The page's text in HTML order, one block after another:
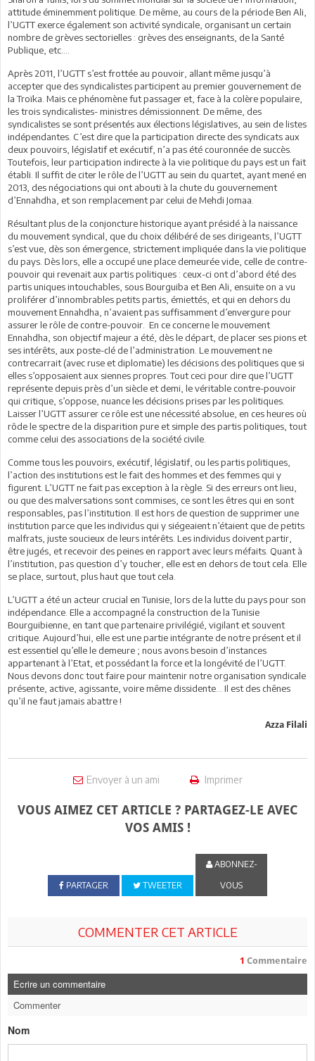
attitude éminemment politique. De même, au cours de la période Ben Ali,
l’UGTT exerce également son activité syndicale, organisant un certain
nombre de grèves sectorielles : grèves des enseignants, de la Santé
Publique, etc.…
Après 2011, l’UGTT s’est frottée au pouvoir, allant même jusqu’à
accepter que des syndicalistes participent au premier gouvernement de
la Troïka. Mais ce phénomène fut passager et, face à la colère populaire,
les trois syndicalistes- ministres démissionnent. De même, des
syndicalistes se sont présentés aux élections législatives, au sein de listes
indépendantes. C’est dire que la participation directe des syndicats aux
deux pouvoirs, législatif et exécutif, n’a pas été couronnée de succès.
Toutefois, leur participation indirecte à la vie politique du pays est un fait
établi. Il suffit de citer le rôle de l’UGTT au sein du quartet, ayant mené en
2013, des négociations qui ont abouti à la chute du gouvernement
d’Ennahdha, et son remplacement par celui de Mehdi Jomaa.
Résultant plus de la conjoncture historique ayant présidé à la naissance
du mouvement syndical, que du choix délibéré de ses dirigeants, l’UGTT
s’est vue, dès son émergence, strictement impliquée dans la vie politique
du pays. Dès lors, elle a occupé une place demeurée vide, celle de contre-
pouvoir qui revenait aux partis politiques : ceux-ci ont d’abord été des
partis uniques intouchables, sous Bourguiba et Ben Ali, ensuite on a vu
proliférer d’innombrables petits partis, émiettés, et qui en dehors du
mouvement Ennahdha, n’avaient pas suffisamment d’envergure pour
assurer le rôle de contre-pouvoir. En ce concerne le mouvement
Ennahdha, son objectif majeur a été, dès le départ, de placer ses pions et
ses intérêts, aux poste-clé de l’administration. Le mouvement ne
contrecarrait (avec ruse et diplomatie) les décisions des politiques que si
elles s’opposaient aux siennes propres. Tout ceci pour dire que l’UGTT
représente depuis près d’un siècle et demi, le véritable contre-pouvoir
qui critique, s’oppose, nuance les décisions prises par les politiques.
Laisser l’UGTT assurer ce rôle est une nécessité absolue, en ces heures où
rôde le spectre de la disparition pure et simple des partis politiques, tout
comme celui des associations de la société civile.
Comme tous les pouvoirs, exécutif, législatif, ou les partis politiques,
l’action des institutions est le fait des hommes et des femmes qui y
figurent. L’UGTT ne fait pas exception à la règle. Si des erreurs ont lieu,
ou que des malversations sont commises, ce sont les êtres qui en sont
responsables, pas l’institution. Il est hors de question de supprimer une
institution parce que les individus qui y siégeaient n’étaient que de petits
malfrats, juste soucieux de leurs intérêts. Les individus doivent partir,
être jugés, et recevoir des peines en rapport avec leurs méfaits. Quant à
l’institution, pas question d’y toucher, elle est en dehors de tout cela. Elle
se place, surtout, plus haut que tout cela.
L’UGTT a été un acteur crucial en Tunisie, lors de la lutte du pays pour son
indépendance. Elle a accompagné la construction de la Tunisie
Bourguibienne, en tant que partenaire privilégié, vigilant et souvent
critique. Aujourd’hui, elle est une partie intégrante de notre présent et il
est essentiel qu’elle le demeure ; nous avons besoin d’instances
appartenant à l’Etat, et possédant la force et la longévité de l’UGTT.
Nous devons donc tout faire pour maintenir notre organisation syndicale
présente, active, agissante, voire même dissidente… Il est des chênes
qu’il ne faut jamais abattre !
Azza Filali
Envoyer à un ami Imprimer
VOUS AIMEZ CET ARTICLE ? PARTAGEZ-LE AVEC
VOS AMIS !
PARTAGER TWEETER
ABONNEZ-
VOUS
COMMENTER CET ARTICLE
1 Commentaire
Ecrire un commentaire
Commenter
Nom